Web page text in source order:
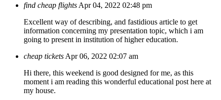
find cheap flights Apr 04, 2022 02:48 pm
Excellent way of describing, and fastidious article to get
information concerning my presentation topic, which i am
going to present in institution of higher education.
cheap tickets Apr 06, 2022 02:07 am
Hi there, this weekend is good designed for me, as this
moment i am reading this wonderful educational post here at
my house.